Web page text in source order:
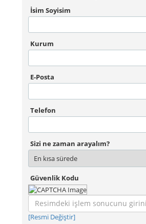
İsim Soyisim
Kurum
E-Posta
Telefon
Sizi ne zaman arayalım?
Güvenlik Kodu
[Resmi Değiştir]